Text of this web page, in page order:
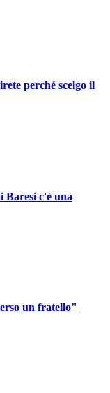
perché scelgo il
Baresi c'è una
un fratello"